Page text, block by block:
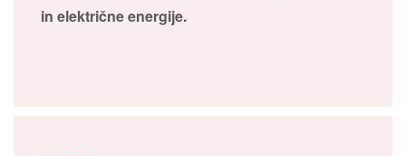
in električne energije.